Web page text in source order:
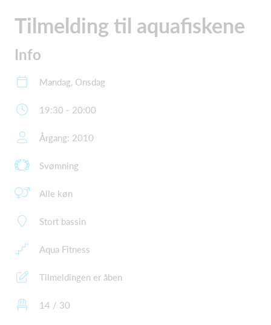
Tilmelding til aquafiskene
Info
Mandag, Onsdag
19:30 - 20:00
Årgang: 2010
Svømning
Alle køn
Stort bassin
Aqua Fitness
Tilmeldingen er åben
14 / 30